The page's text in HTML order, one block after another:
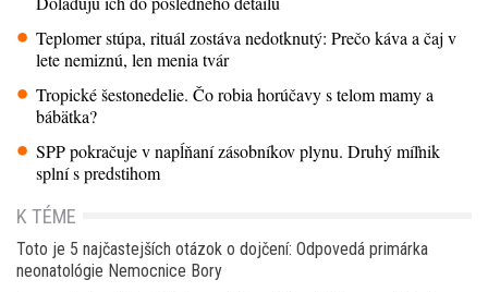
Teplomer stúpa, rituál zostáva nedotknutý: Prečo káva a čaj v
lete nemiznú, len menia tvár
Tropické šestonedelie. Čo robia horúčavy s telom mamy a
bábätka?
SPP pokračuje v napĺňaní zásobníkov plynu. Druhý míľnik
splní s predstihom
K TÉME
Toto je 5 najčastejších otázok o dojčení: Odpovedá primárka
neonatológie Nemocnice Bory